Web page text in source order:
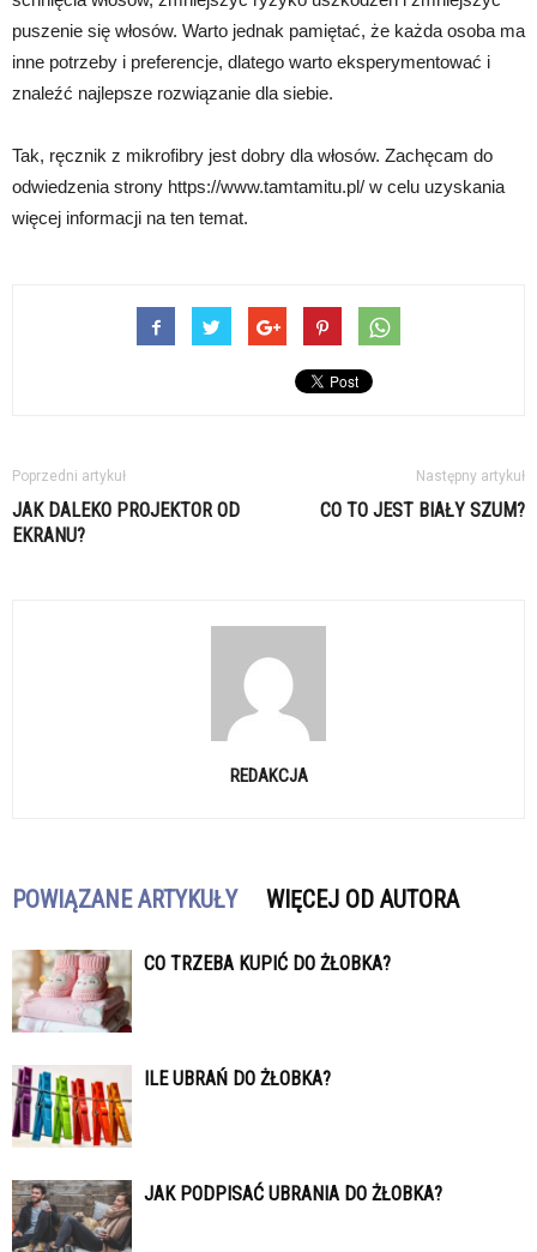
puszenie się włosów. Warto jednak pamiętać, że każda osoba ma
inne potrzeby i preferencje, dlatego warto eksperymentować i
znaleźć najlepsze rozwiązanie dla siebie.
Tak, ręcznik z mikrofibry jest dobry dla włosów. Zachęcam do
odwiedzenia strony https://www.tamtamitu.pl/ w celu uzyskania
więcej informacji na ten temat.
Poprzedni artykuł
JAK DALEKO PROJEKTOR OD
EKRANU?
Następny artykuł
CO TO JEST BIAŁY SZUM?
REDAKCJA
POWIĄZANE ARTYKUŁY WIĘCEJ OD AUTORA
CO TRZEBA KUPIĆ DO ŻŁOBKA?
ILE UBRAŃ DO ŻŁOBKA?
JAK PODPISAĆ UBRANIA DO ŻŁOBKA?